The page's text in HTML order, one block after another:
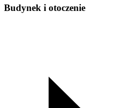
Budynek i otoczenie